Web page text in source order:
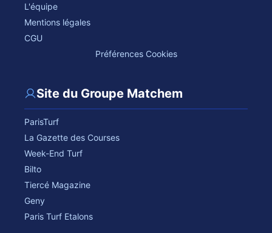
L'équipe
Mentions légales
CGU
Préférences Cookies
Site du Groupe Matchem
ParisTurf
La Gazette des Courses
Week-End Turf
Bilto
Tiercé Magazine
Geny
Paris Turf Etalons